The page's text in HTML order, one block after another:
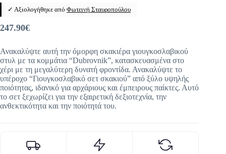
✓ Αξιολογήθηκε από Φωτεινή Σταυροπούλου
247.90€
Ανακαλύψτε αυτή την όμορφη σκακιέρα γιουγκοσλαβικού
στυλ με τα κομμάτια “Dubrovnik”, κατασκευασμένα στο
χέρι με τη μεγαλύτερη δυνατή φροντίδα. Ανακαλύψτε το
υπέροχο “Γιουγκοσλαβικό σετ σκακιού” από ξύλο υψηλής
ποιότητας, ιδανικό για αρχάριους και έμπειρους παίκτες. Αυτό
το σετ ξεχωρίζει για την εξαιρετική δεξιοτεχνία, την
ανθεκτικότητα και την ποιότητά του.